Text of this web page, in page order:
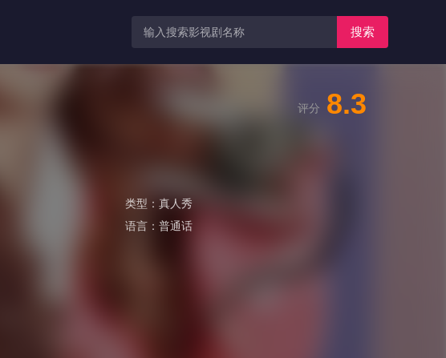
搜索
类型： 真人秀
语言： 普通话
评分 8.3